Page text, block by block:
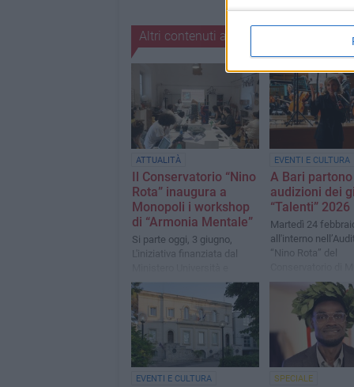
Altri contenuti a tema
ATTUALITÀ
Il Conservatorio “Nino
Rota” inaugura a
Monopoli i workshop
di “Armonia Mentale”
Si parte oggi, 3 giugno,
L'iniziativa finanziata dal
Ricerca
EVENTI E CULTURA
A Bari
audizioni dei
“Talenti” 2026
Martedì 24
all'interno
“Nino Rota” del
"Niccolò Piccinni"
EVENTI E CULTURA SPECIALE